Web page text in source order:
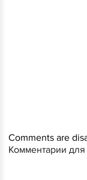
Comments are
Комментарии для